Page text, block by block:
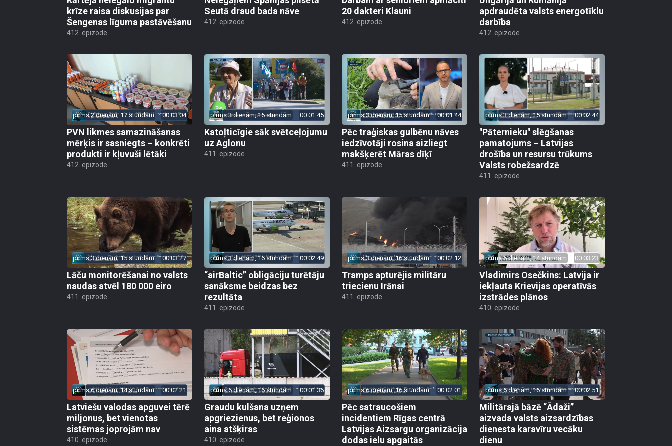
krīze raisa diskusijas par
Šengenas līguma pastāvēšanu
412. epizode
Seutā draud bada nāve
412. epizode
20 dakteri Klauni
412. epizode
apdraudēta valsts energotīklu
darbība
412. epizode
pirms 2 dienām, 17 stundām 00:03:04
PVN likmes samazināšanas
mērķis ir sasniegts – konkrēti
produkti ir kļuvuši lētāki
412. epizode
pirms 3 dienām, 15 stundām 00:01:45
Katoļticīgie sāk svētceļojumu
uz Aglonu
411. epizode
pirms 3 dienām, 15 stundām 00:01:44
Pēc traģiskas gulbēnu nāves
iedzīvotāji rosina aizliegt
makšķerēt Māras dīķī
411. epizode
pirms 3 dienām, 15 stundām 00:02:44
"Pāternieku" slēgšanas
pamatojums – Latvijas
drošība un resursu trūkums
Valsts robežsardzē
411. epizode
pirms 3 dienām, 15 stundām 00:03:27
Lāču monitorēšanai no valsts
naudas atvēl 180 000 eiro
411. epizode
pirms 3 dienām, 16 stundām 00:02:49
“airBaltic” obligāciju turētāju
sanāksme beidzas bez
rezultāta
411. epizode
pirms 3 dienām, 16 stundām 00:02:12
Tramps apturējis militāru
triecienu Irānai
411. epizode
pirms 6 dienām, 14 stundām 00:03:23
Vladimirs Osečkins: Latvija ir
iekļauta Krievijas operatīvās
izstrādes plānos
410. epizode
pirms 6 dienām, 14 stundām 00:02:21
Latviešu valodas apguvei tērē
miljonus, bet vienotas
sistēmas joprojām nav
410. epizode
pirms 6 dienām, 16 stundām 00:01:36
Graudu kulšana uzņem
apgriezienus, bet reģionos
aina atšķiras
410. epizode
pirms 6 dienām, 16 stundām 00:02:01
Pēc satraucošiem
incidentiem Rīgas centrā
Latvijas Aizsargu organizācija
dodas ielu apgaitās
pirms 6 dienām, 16 stundām 00:02:51
Militārajā bāzē “Ādaži”
aizvada valsts aizsardzības
dienesta karavīru vecāku
dienu